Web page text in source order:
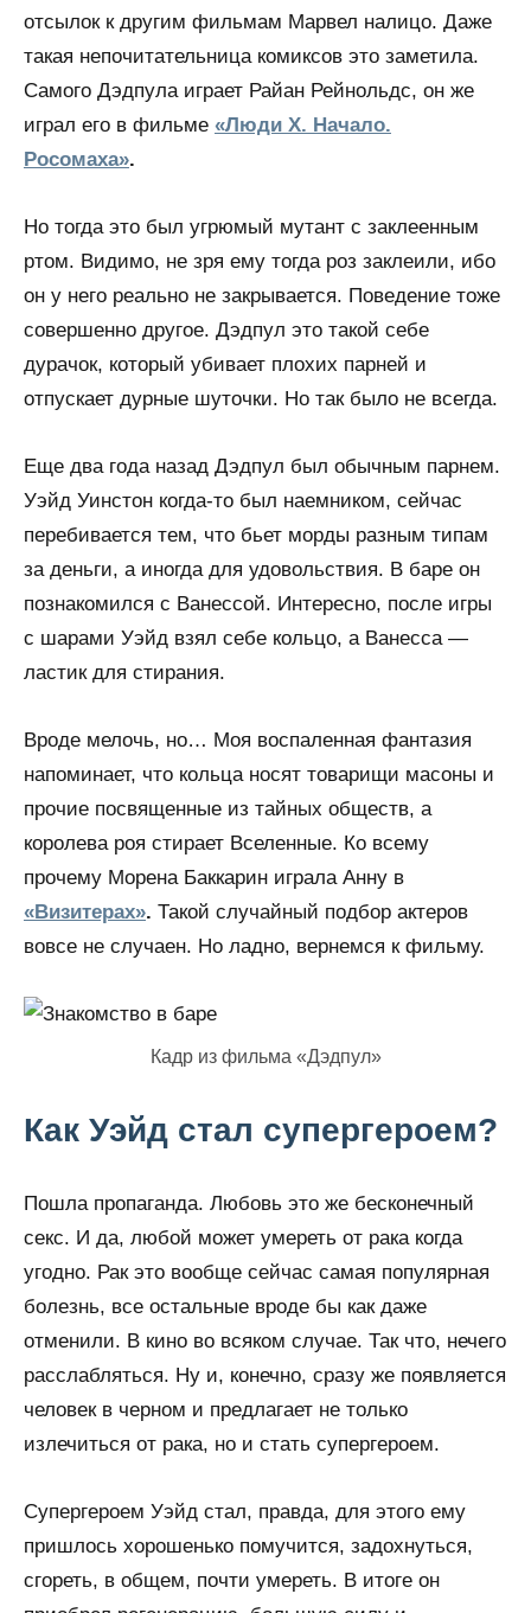
отсылок к другим фильмам Марвел налицо. Даже
такая непочитательница комиксов это заметила.
Самого Дэдпула играет Райан Рейнольдс, он же
играл его в фильме «Люди Х. Начало.
Росомаха».
Но тогда это был угрюмый мутант с заклеенным
ртом. Видимо, не зря ему тогда роз заклеили, ибо
он у него реально не закрывается. Поведение тоже
совершенно другое. Дэдпул это такой себе
дурачок, который убивает плохих парней и
отпускает дурные шуточки. Но так было не всегда.
Еще два года назад Дэдпул был обычным парнем.
Уэйд Уинстон когда-то был наемником, сейчас
перебивается тем, что бьет морды разным типам
за деньги, а иногда для удовольствия. В баре он
познакомился с Ванессой. Интересно, после игры
с шарами Уэйд взял себе кольцо, а Ванесса —
ластик для стирания.
Вроде мелочь, но… Моя воспаленная фантазия
напоминает, что кольца носят товарищи масоны и
прочие посвященные из тайных обществ, а
королева роя стирает Вселенные. Ко всему
прочему Морена Баккарин играла Анну в
«Визитерах». Такой случайный подбор актеров
вовсе не случаен. Но ладно, вернемся к фильму.
Кадр из фильма «Дэдпул»
Как Уэйд стал супергероем?
Пошла пропаганда. Любовь это же бесконечный
секс. И да, любой может умереть от рака когда
угодно. Рак это вообще сейчас самая популярная
болезнь, все остальные вроде бы как даже
отменили. В кино во всяком случае. Так что, нечего
расслабляться. Ну и, конечно, сразу же появляется
человек в черном и предлагает не только
излечиться от рака, но и стать супергероем.
Супергероем Уэйд стал, правда, для этого ему
пришлось хорошенько помучится, задохнуться,
сгореть, в общем, почти умереть. В итоге он